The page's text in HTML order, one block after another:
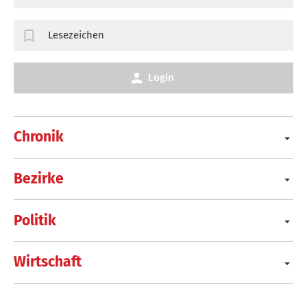
Chronik
Bezirke
Politik
Wirtschaft
Lesezeichen
Login